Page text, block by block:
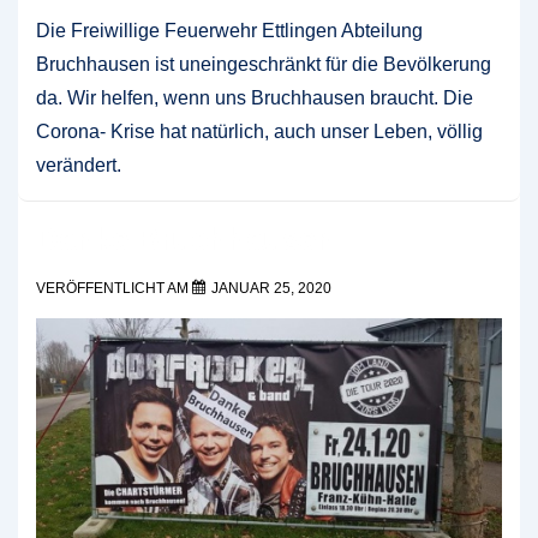
Die Freiwillige Feuerwehr Ettlingen Abteilung
Bruchhausen ist uneingeschränkt für die Bevölkerung
da. Wir helfen, wenn uns Bruchhausen braucht. Die
Corona- Krise hat natürlich, auch unser Leben, völlig
verändert.
VERÖFFENTLICHT AM JANUAR 25, 2020